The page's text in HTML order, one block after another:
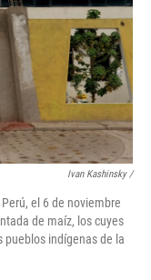
Ivan Kashinsky/
el 6 de noviembre
de maíz, los cuyes
indígenas de la